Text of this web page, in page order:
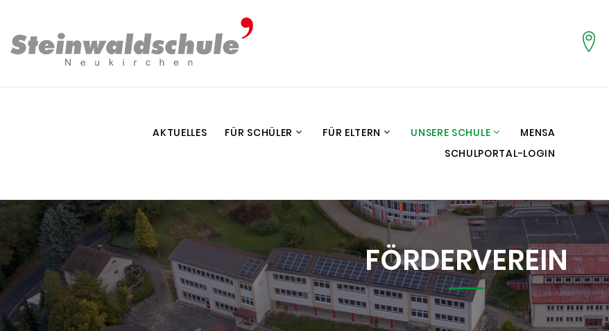
AKTUELLES FÜR SCHÜLER FÜR ELTERN UNSERE SCHULE
MENSA
SCHULPORTAL-LOGIN
FÖRDERVEREIN